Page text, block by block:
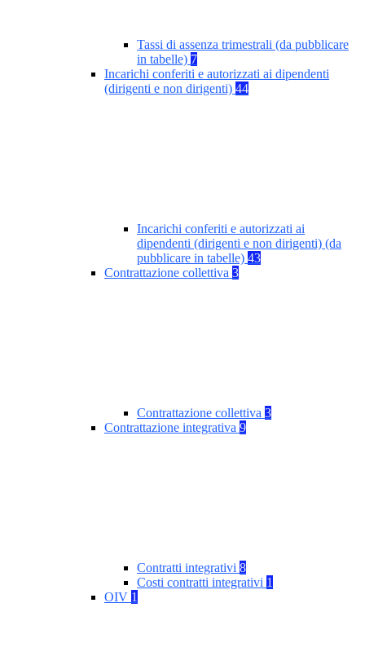
Tassi di assenza trimestrali (da pubblicare
in tabelle) 7
Incarichi conferiti e autorizzati ai dipendenti
(dirigenti e non dirigenti) 44
Incarichi conferiti e autorizzati ai
dipendenti (dirigenti e non dirigenti) (da
pubblicare in tabelle) 43
Contrattazione collettiva 3
Contrattazione collettiva 3
Contrattazione integrativa 9
Contratti integrativi 8
Costi contratti integrativi 1
OIV 1